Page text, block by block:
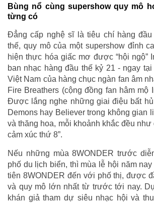
Bùng nổ cùng supershow quy mô
từng có
Đẳng cấp nghệ sĩ là tiêu chí hàng
thế, quy mô của một supershow đỉnh
hiện thực hóa giấc mơ được “hội ngộ”
ban nhạc hàng đầu thế kỷ 21 - ngay
Việt Nam của hàng chục ngàn fan âm
Fire Breathers (cộng đồng fan hâm mộ
Được lắng nghe những giai điệu bất
Demons hay Believer trong không gian
và thăng hoa, mỗi khoảnh khắc đều như
cảm xúc thứ 8”.
Nếu những mùa 8WONDER trước
phố du lịch biển, thì mùa lễ hội năm
tiên 8WONDER đến với phố thị, được
và quy mô lớn nhất từ trước tới nay.
khán giả tham dự siêu nhạc hội và